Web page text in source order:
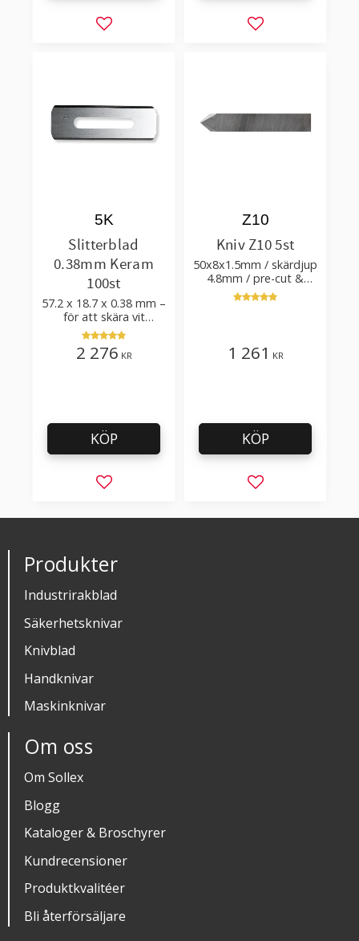
Lägg till i favoriter Lägg till i
Slitterblad
0.38mm Keram
100st
57.2 x 18.7 x 0.38 mm –
för att skära vit
plastfilm med tillsatser
5K
2 276 KR
Lägg till i favoriter
KÖP
Kniv Z10 5st
50x8x1.5mm / skärdjup
4.8mm / pre-cut &
post-cut 0.84xTm /
skärvinkel 50°
Z10
1 261 KR
Lägg till i
KÖP
Produkter
Industrirakblad
Säkerhetsknivar
Knivblad
Handknivar
Maskinknivar
Om oss
Om Sollex
Blogg
Kataloger & Broschyrer
Kundrecensioner
Produktkvalitéer
Bli återförsäljare